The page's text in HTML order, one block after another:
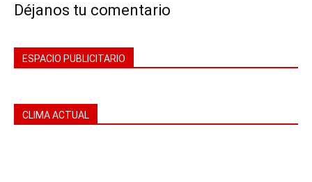
Déjanos tu comentario
ESPACIO PUBLICITARIO
CLIMA ACTUAL